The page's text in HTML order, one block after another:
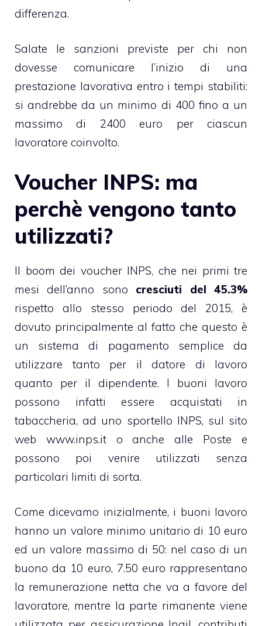
differenza.
Salate le sanzioni previste per chi non
dovesse comunicare l’inizio di una
prestazione lavorativa entro i tempi stabiliti:
si andrebbe da un minimo di 400 fino a un
massimo di 2400 euro per ciascun
lavoratore coinvolto.
Voucher INPS: ma
perchè vengono tanto
utilizzati?
Il boom dei voucher INPS, che nei primi tre
mesi dell’anno sono cresciuti del 45.3%
rispetto allo stesso periodo del 2015, è
dovuto principalmente al fatto che questo è
un sistema di pagamento semplice da
utilizzare tanto per il datore di lavoro
quanto per il dipendente. I buoni lavoro
possono infatti essere acquistati in
tabaccheria, ad uno sportello INPS, sul sito
web www.inps.it o anche alle Poste e
possono poi venire utilizzati senza
particolari limiti di sorta.
Come dicevamo inizialmente, i buoni lavoro
hanno un valore minimo unitario di 10 euro
ed un valore massimo di 50: nel caso di un
buono da 10 euro, 7.50 euro rappresentano
la remunerazione netta che va a favore del
lavoratore, mentre la parte rimanente viene